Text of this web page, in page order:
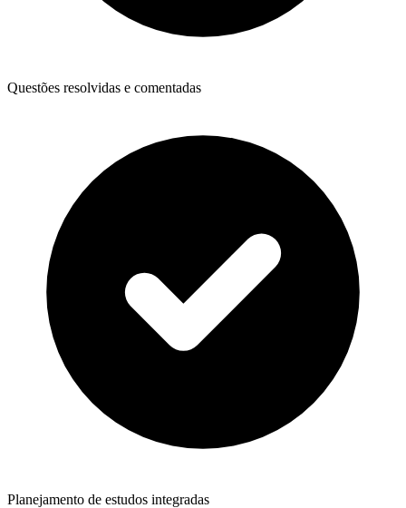
Questões resolvidas e comentadas
Planejamento de estudos integradas